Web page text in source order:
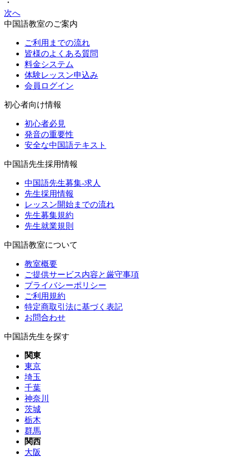
・
次へ
中国語教室のご案内
ご利用までの流れ
皆様のよくある質問
料金システム
体験レッスン申込み
会員ログイン
初心者向け情報
初心者必見
発音の重要性
安全な中国語テキスト
中国語先生採用情報
中国語先生募集-求人
先生採用情報
レッスン開始までの流れ
先生募集規約
先生就業規則
中国語教室について
教室概要
ご提供サービス内容と厳守事項
プライバシーポリシー
ご利用規約
特定商取引法に基づく表記
お問合わせ
中国語先生を探す
関東
東京
埼玉
千葉
神奈川
茨城
栃木
群馬
関西
大阪